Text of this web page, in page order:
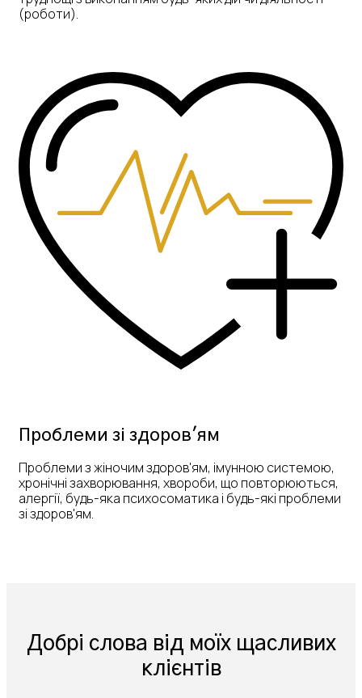
(роботи).
Проблеми зі здоров'ям
Проблеми з жіночим здоров'ям, імунною системою,
хронічні захворювання, хвороби, що повторюються,
алергії, будь-яка психосоматика і будь-які проблеми
зі здоров'ям.
Добрі слова від моїх щасливих
клієнтів